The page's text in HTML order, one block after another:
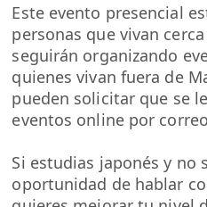
Este evento presencial
personas que vivan
seguirán organizando
quienes vivan fuera de
pueden solicitar que se
eventos online por
Si estudias japonés y no
oportunidad de hablar